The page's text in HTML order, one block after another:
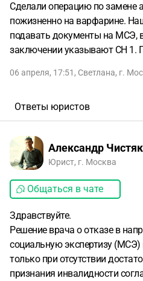
Сделали операцию по замене
пожизненно на варфарине.
подавать документы на МСЭ, в
заключении указывают СН 1.
06 апреля, 17:51 , Светлана, г.
Ответы юристов
Александр
Юрист, г. Москва
Общаться в чате
Здравствуйте.
Решение врача о отказе в
социальную экспертизу
только при отсутствии
признания инвалидности